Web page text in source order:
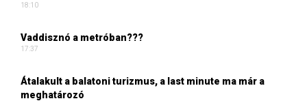
18:10
Vaddisznó a metróban???
17:37
Átalakult a balatoni turizmus, a last minute ma már a
meghatározó